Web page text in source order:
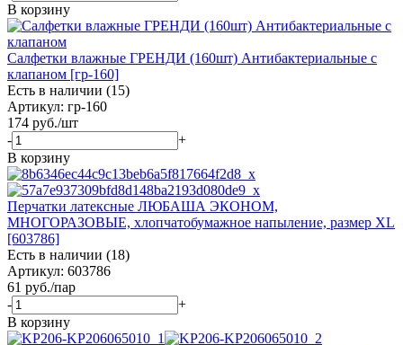
В корзину
Салфетки влажные ГРЕНДИ (160шт) Антибактериальные с
клапаном [гр-160]
Есть в наличии (15)
Артикул: гр-160
174 руб./шт
-
+
В корзину
Перчатки латексные ЛЮБАША ЭКОНОМ,
МНОГОРАЗОВЫЕ, хлопчатобумажное напыление, размер XL
[603786]
Есть в наличии (18)
Артикул: 603786
61 руб./пар
-
+
В корзину